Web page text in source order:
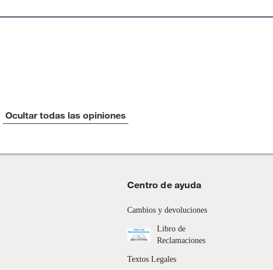
Ocultar todas las opiniones
Centro de ayuda
Cambios y devoluciones
Libro de
Reclamaciones
Textos Legales